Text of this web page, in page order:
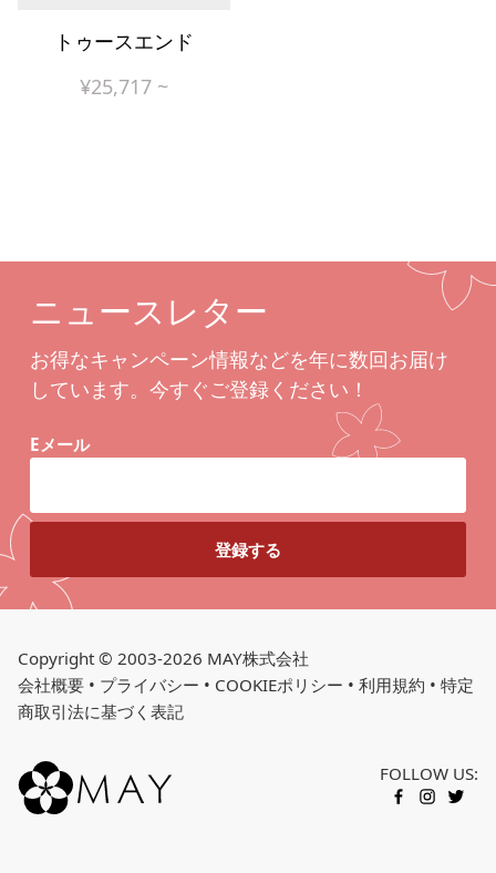
トゥースエンド
¥25,717 ~
ニュースレター
お得なキャンペーン情報などを年に数回お届け
しています。今すぐご登録ください！
Eメール
Copyright © 2003-2026 MAY株式会社
会社概要 • プライバシー • COOKIEポリシー • 利用規約 • 特定
商取引法に基づく表記
FOLLOW US:
FACEBOOK